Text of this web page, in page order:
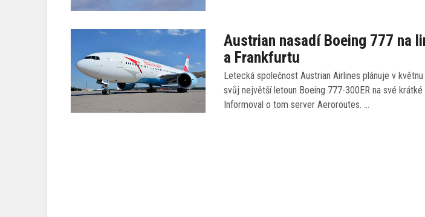
Austrian nasadí Boeing 777 na
a Frankfurtu
Letecká společnost Austrian Airlines plánuje v
svůj největší letoun Boeing 777-300ER na své krátké
Informoval o tom server Aeroroutes. …